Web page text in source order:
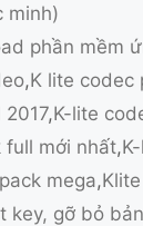
minh)
phần mềm
,K lite codec
,K-lite
full mới nhất,
mega,
key, gỡ bỏ